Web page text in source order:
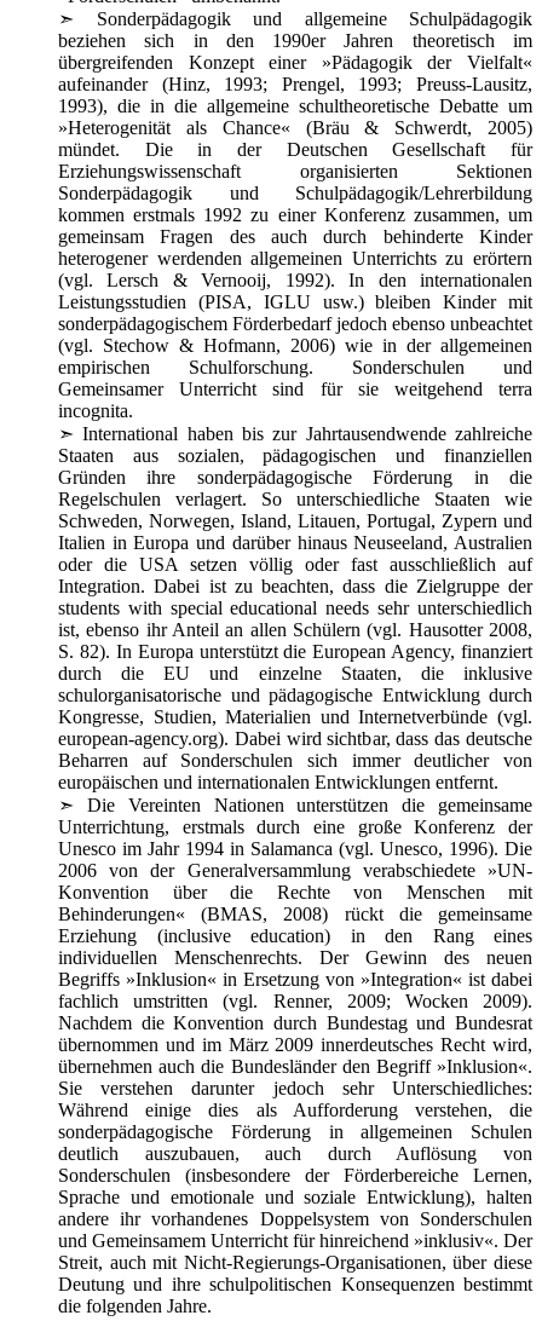
➣ Sonderpädagogik und allgemeine Schulpädagogik
beziehen sich in den 1990er Jahren theoretisch im
übergreifenden Konzept einer »Pädagogik der Vielfalt«
aufeinander (Hinz, 1993; Prengel, 1993; Preuss-Lausitz,
1993), die in die allgemeine schultheoretische Debatte um
»Heterogenität als Chance« (Bräu & Schwerdt, 2005)
mündet. Die in der Deutschen Gesellschaft für
Erziehungswissenschaft organisierten Sektionen
Sonderpädagogik und Schulpädagogik/Lehrerbildung
kommen erstmals 1992 zu einer Konferenz zusammen, um
gemeinsam Fragen des auch durch behinderte Kinder
heterogener werdenden allgemeinen Unterrichts zu erörtern
(vgl. Lersch & Vernooij, 1992). In den internationalen
Leistungsstudien (PISA, IGLU usw.) bleiben Kinder mit
sonderpädagogischem Förderbedarf jedoch ebenso unbeachtet
(vgl. Stechow & Hofmann, 2006) wie in der allgemeinen
empirischen Schulforschung. Sonderschulen und
Gemeinsamer Unterricht sind für sie weitgehend terra
incognita.
➣International haben bis zur Jahrtausendwende zahlreiche
Staaten aus sozialen, pädagogischen und finanziellen
Gründen ihre sonderpädagogische Förderung in die
Regelschulen verlagert. So unterschiedliche Staaten wie
Schweden, Norwegen, Island, Litauen, Portugal, Zypern und
Italien in Europa und darüber hinaus Neuseeland, Australien
oder die USA setzen völlig oder fast ausschließlich auf
Integration. Dabei ist zu beachten, dass die Zielgruppe der
students with special educational needs sehr unterschiedlich
ist, ebenso ihr Anteil an allen Schülern (vgl. Hausotter 2008,
S. 82). In Europa unterstützt die European Agency, finanziert
durch die EU und einzelne Staaten, die inklusive
schulorganisatorische und pädagogische Entwicklung durch
Kongresse, Studien, Materialien und Internetverbünde (vgl.
european-agency.org). Dabei wird sichtbar, dass das deutsche
Beharren auf Sonderschulen sich immer deutlicher von
europäischen und internationalen Entwicklungen entfernt.
➣ Die Vereinten Nationen unterstützen die gemeinsame
Unterrichtung, erstmals durch eine große Konferenz der
Unesco im Jahr 1994 in Salamanca (vgl. Unesco, 1996). Die
2006 von der Generalversammlung verabschiedete »UN-
Konvention über die Rechte von Menschen mit
Behinderungen« (BMAS, 2008) rückt die gemeinsame
Erziehung (inclusive education) in den Rang eines
individuellen Menschenrechts. Der Gewinn des neuen
Begriffs »Inklusion« in Ersetzung von »Integration« ist dabei
fachlich umstritten (vgl. Renner, 2009; Wocken 2009).
Nachdem die Konvention durch Bundestag und Bundesrat
übernommen und im März 2009 innerdeutsches Recht wird,
übernehmen auch die Bundesländer den Begriff »Inklusion«.
Sie verstehen darunter jedoch sehr Unterschiedliches:
Während einige dies als Aufforderung verstehen, die
sonderpädagogische Förderung in allgemeinen Schulen
deutlich auszubauen, auch durch Auflösung von
Sonderschulen (insbesondere der Förderbereiche Lernen,
Sprache und emotionale und soziale Entwicklung), halten
andere ihr vorhandenes Doppelsystem von Sonderschulen
und Gemeinsamem Unterricht für hinreichend »inklusiv«. Der
Streit, auch mit Nicht-Regierungs-Organisationen, über diese
Deutung und ihre schulpolitischen Konsequenzen bestimmt
die folgenden Jahre.